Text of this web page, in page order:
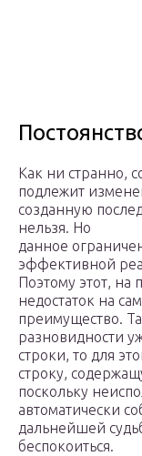
Как ни странно,
подлежит
созданную
нельзя. Но
данное
эффективной
Поэтому этот, на
недостаток на
преимущество.
разновидности
строки, то для
строку,
поскольку
автоматически
дальнейшей
беспокоиться.